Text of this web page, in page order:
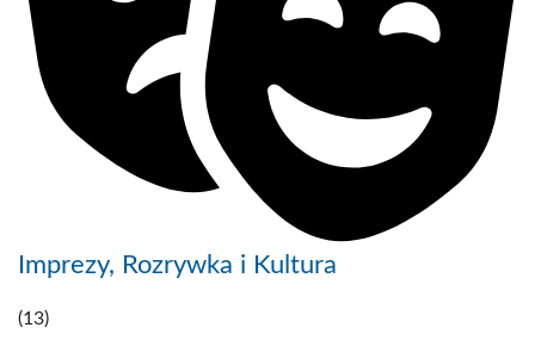
Imprezy, Rozrywka i Kultura
(13)